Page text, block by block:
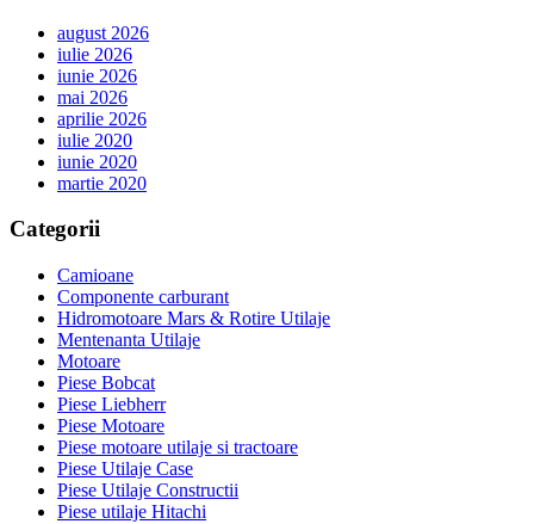
august 2026
iulie 2026
iunie 2026
mai 2026
aprilie 2026
iulie 2020
iunie 2020
martie 2020
Categorii
Camioane
Componente carburant
Hidromotoare Mars & Rotire Utilaje
Mentenanta Utilaje
Motoare
Piese Bobcat
Piese Liebherr
Piese Motoare
Piese motoare utilaje si tractoare
Piese Utilaje Case
Piese Utilaje Constructii
Piese utilaje Hitachi